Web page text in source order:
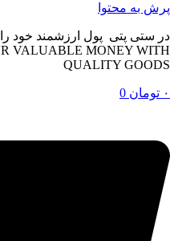
پرش به محتوا
VALUABLE MONEY WITH
QUALITY GOODS
۰ تومان 0